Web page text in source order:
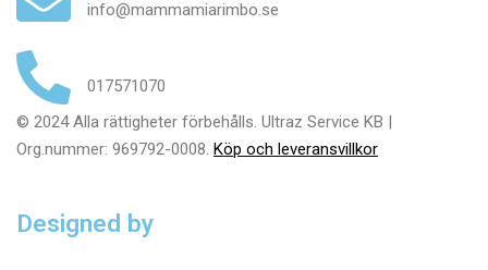
info@mammamiarimbo.se
017571070
© 2024 Alla rättigheter förbehålls. Ultraz Service KB |
Org.nummer: 969792-0008. Köp och leveransvillkor
Designed by